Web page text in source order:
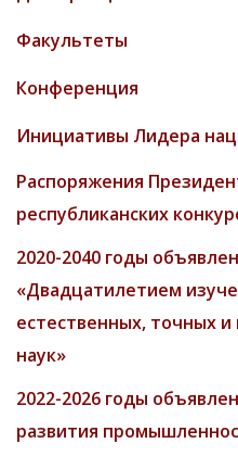
Факультеты
Конференция
Инициативы Лидера
Распоряжения
республиканских
2020-2040 годы
«Двадцатилетием
естественных, точных
наук»
2022-2026 годы
развития